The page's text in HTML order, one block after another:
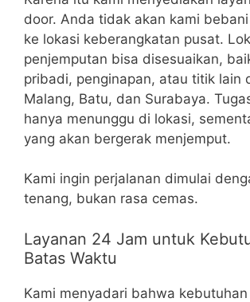
door. Anda tidak akan kami
ke lokasi keberangkatan pusat.
penjemputan bisa disesuaikan,
pribadi, penginapan, atau titik lain
Malang, Batu, dan Surabaya.
hanya menunggu di lokasi,
yang akan bergerak menjemput.
Kami ingin perjalanan dimulai
tenang, bukan rasa cemas.
Layanan 24 Jam untuk
Batas Waktu
Kami menyadari bahwa